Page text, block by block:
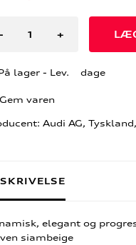
- +
lager - Lev. dage
Gem varen
Audi AG,
elegant og
siambeige